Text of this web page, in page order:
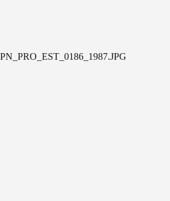
PN_PRO_EST_0186_1987.JPG